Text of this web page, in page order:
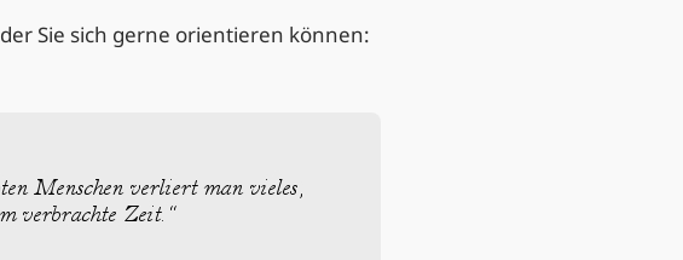
Sie sich gerne orientieren können: